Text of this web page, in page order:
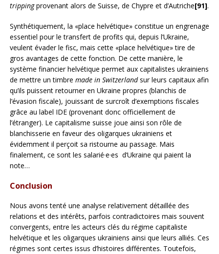
trippingprovenant alors de Suisse, de Chypre et d’Autriche[91].
Synthétiquement, la «place helvétique» constitue un engrenage
essentiel pour le transfert de profits qui, depuis l’Ukraine,
veulent évader le fisc, mais cette «place helvétique» tire de
gros avantages de cette fonction. De cette manière, le
système financier helvétique permet aux capitalistes ukrainiens
de mettre un timbre made in Switzerlandsur leurs capitaux afin
qu’ils puissent retourner en Ukraine propres (blanchis de
l’évasion fiscale), jouissant de surcroît d’exemptions fiscales
grâce au label IDE (provenant donc officiellement de
l’étranger). Le capitalisme suisse joue ainsi son rôle de
blanchisserie en faveur des oligarques ukrainiens et
évidemment il perçoit sa ristourne au passage. Mais
finalement, ce sont les salarié·e·es d’Ukraine qui paient la
note…
Conclusion
Nous avons tenté une analyse relativement détaillée des
relations et des intérêts, parfois contradictoires mais souvent
convergents, entre les acteurs clés du régime capitaliste
helvétique et les oligarques ukrainiens ainsi que leurs alliés. Ces
régimes sont certes issus d’histoires différentes. Toutefois,